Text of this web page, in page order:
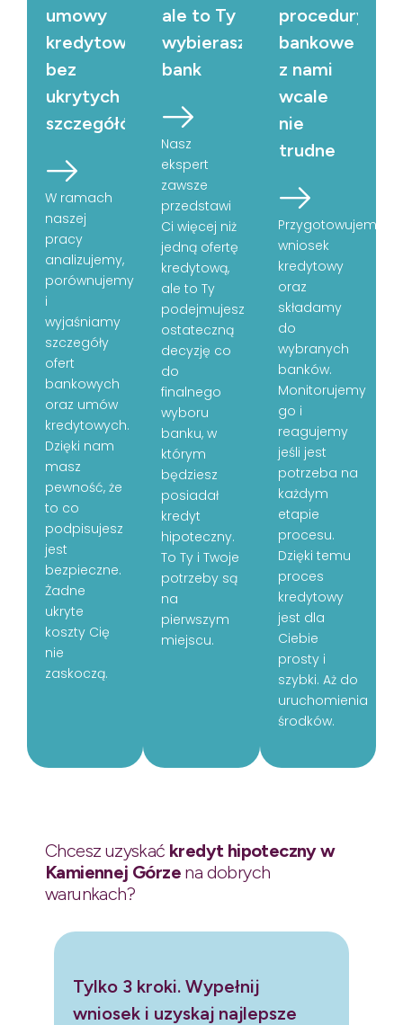
umowy
kredytowe
bez
ukrytych
szczegółów
W ramach
naszej
pracy
analizujemy,
porównujemy
i
wyjaśniamy
szczegóły
ofert
bankowych
oraz umów
kredytowych.
Dzięki nam
masz
pewność, że
to co
podpisujesz
jest
bezpieczne.
Żadne
ukryte
koszty Cię
nie
zaskoczą.
ale to Ty
wybierasz
bank
Nasz
ekspert
zawsze
przedstawi
Ci więcej niż
jedną ofertę
kredytową,
ale to Ty
podejmujesz
ostateczną
decyzję co
do
finalnego
wyboru
banku, w
którym
będziesz
posiadał
kredyt
hipoteczny.
To Ty i Twoje
potrzeby są
na
pierwszym
miejscu.
procedury
bankowe
z nami
wcale
nie
trudne
Przygotowujemy
wniosek
kredytowy
oraz
składamy
do
wybranych
banków.
Monitorujemy
go i
reagujemy
jeśli jest
potrzeba na
każdym
etapie
procesu.
Dzięki temu
proces
kredytowy
jest dla
Ciebie
prosty i
szybki. Aż do
uruchomienia
środków.
Chcesz uzyskać kredyt hipoteczny w
Kamiennej Górze na dobrych
warunkach?
Tylko 3 kroki. Wypełnij
wniosek i uzyskaj najlepsze